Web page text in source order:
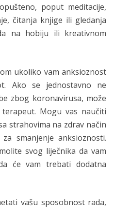
poput meditacije,
čitanja knjige ili gledanja
na hobiju ili kreativnom
ukoliko vam anksioznost
Ako se jednostavno ne
zbog koronavirusa, može
Mogu vas naučiti
strahovima na zdrav način
smanjenje anksioznosti.
svog liječnika da vam
će vam trebati dodatna
vašu sposobnost rada,